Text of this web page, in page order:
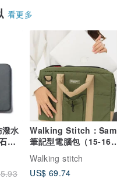
看更多
水
板
Walking Stitch：Sam
筆記型電腦包（15-16
吋）— Matcha 色。
Walking stitch
US$ 69.74